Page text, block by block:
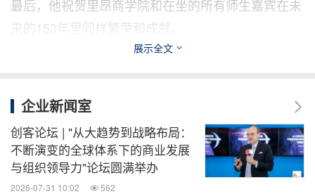
最后，他祝贺里昂商学院和在坐的所有师生嘉宾在未
来的150年里同样繁荣和成就。
心的感谢，并举杯祝愿，法国里昂商学院150年数智
启航。未来可期。
来自法国的歌手为大家带来了精彩的祝酒曲，伴随着
展示全文
企业新闻室
创客论坛 | "从大趋势到战略布局：
不断演变的全球体系下的商业发展
与组织领导力"论坛圆满举办
2026-07-31 10:02 562